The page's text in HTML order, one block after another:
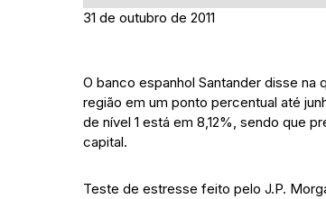
31 de outubro de 2011
O banco espanhol Santander disse
região em um ponto percentual até
de nível 1 está em 8,12%, sendo que
capital.
Teste de estresse feito pelo J.P.